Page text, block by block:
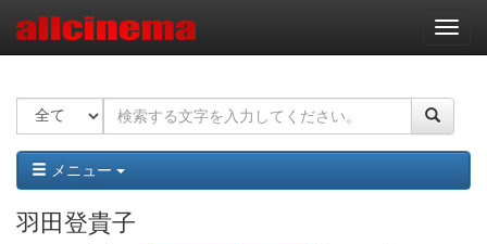
ナ
ビ
ー
ョ
ン
メニュー
羽田登貴子